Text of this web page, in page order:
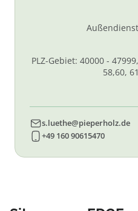
PLZ-Gebiet: 40000 -
58,60,
s.luethe@pieperholz.de
+49 160 90615470